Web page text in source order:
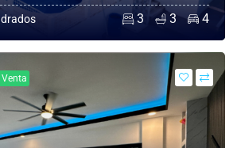
3 3 4
Venta